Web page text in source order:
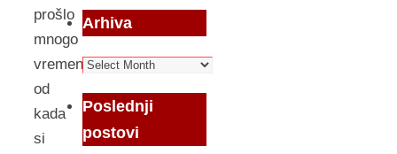
prošlo
mnogo
vremena
od
kada
si
Arhiva
Arhiva
Poslednji
postovi